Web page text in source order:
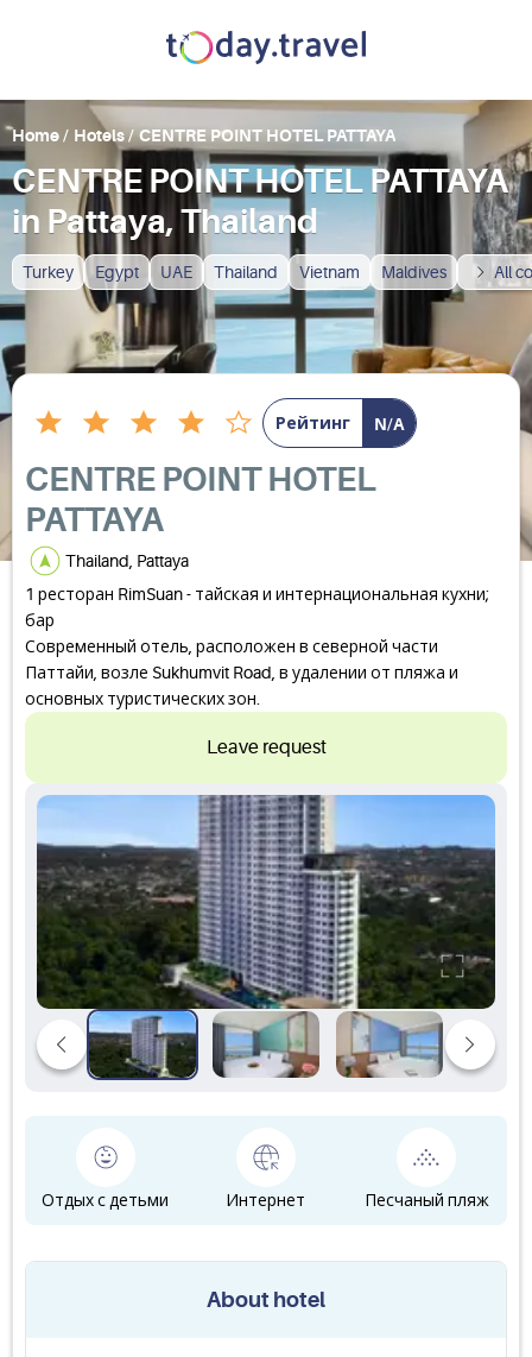
Turkey Egypt UAE Thailand Vietnam Maldives All
Home/ Hotels/ CENTRE POINT HOTEL PATTAYA
CENTRE POINT HOTEL PATTAYA
in Pattaya, Thailand
Рейтинг N/A
CENTRE POINT HOTEL
PATTAYA
Thailand, Pattaya
1 ресторан RimSuan - тайская и интернациональная кухни;
бар
Современный отель, расположен в северной части
Паттайи, возле Sukhumvit Road, в удалении от пляжа и
основных туристических зон.
Leave request
Отдых с детьми Интернет Песчаный пляж
About hotel